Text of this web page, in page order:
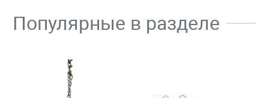
Популярные в разделе